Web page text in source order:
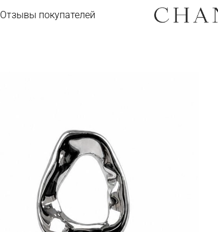
Отзывы покупателей